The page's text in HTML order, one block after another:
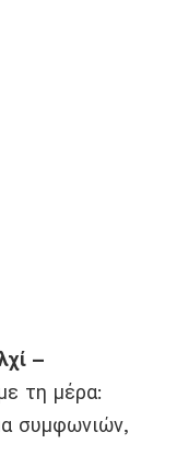
–
τη μέρα:
συμφωνιών,